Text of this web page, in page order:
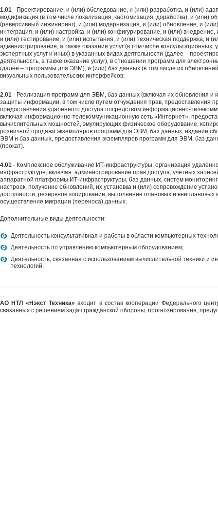
1.01 - Проектирование, и (или) обследование, и (или) разработка, и (или)
модификация (в том числе локализация, кастомизация, доработка), и (или)
(реверсивный инжиниринг), и (или) модернизация, и (или) обновление, и
интеграция, и (или) настройка, и (или) конфигурирование, и (или)
и (или) тестирование, и (или) испытания, и (или) техническая поддержка, и
администрирование, а также оказание услуг (в том числе консультационных,
экспертных услуг и иных) в указанных видах деятельности (далее –
деятельность, а также оказание услуг), в отношении программ для
(далее – программы для ЭВМ), и (или) баз данных (в том числе их
визуальных пользовательских интерфейсов;
2.01 - Реализация программ для ЭВМ, баз данных (включая их обновления и
защиты информации, в том числе путем отчуждения прав, предоставления
предоставления удаленного доступа посредством информационно-
включая информационно-телекоммуникационную сеть «Интернет»,
вычислительных мощностей, эмулирующих физическое оборудование,
розничной продажи экземпляров программ для ЭВМ, баз данных, издание
ЭВМ и баз данных, предоставления экземпляров программ для ЭВМ, баз
(прокат).
4.01 - Комплексное обслуживание ИТ-инфраструктуры, организация
инфраструктуре, включая: администрирование прав доступа, учетных
аппаратной платформы ИТ-инфраструктуры, баз данных, систем
настроек, получение обновлений, их установка и (или) сопровождение
доступности; резервное копирование; выполнение плановых и внеплановых
осуществление миграции (переноса) данных.
Дополнительные виды деятельности:
Деятельность консультативная и работы в области компьютерных
Деятельность по управлению компьютерным оборудованием;
Деятельность, связанная с использованием вычислительной техники и
технологий.
АО НТЛ «Нэкст Техника» входит в состав кооперации Федерального
связанных с решением задач гражданской обороны, прогнозирования,